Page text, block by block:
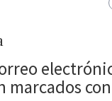
marcados con